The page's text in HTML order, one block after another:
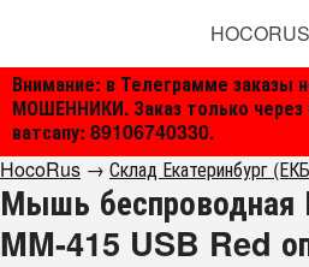
Внимание: в Телеграмме заказы
МОШЕННИКИ. Заказ только через
ватсапу: 89106740330.
HOCORUS
HocoRus → Склад Екатеринбург
Мышь
MM-415 USB Red